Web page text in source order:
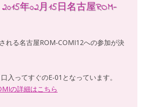
年02月15日名古屋ROM-
れる名古屋ROM-COMI12への参加が決
入ってすぐのE-01となっています。
の詳細はこちら